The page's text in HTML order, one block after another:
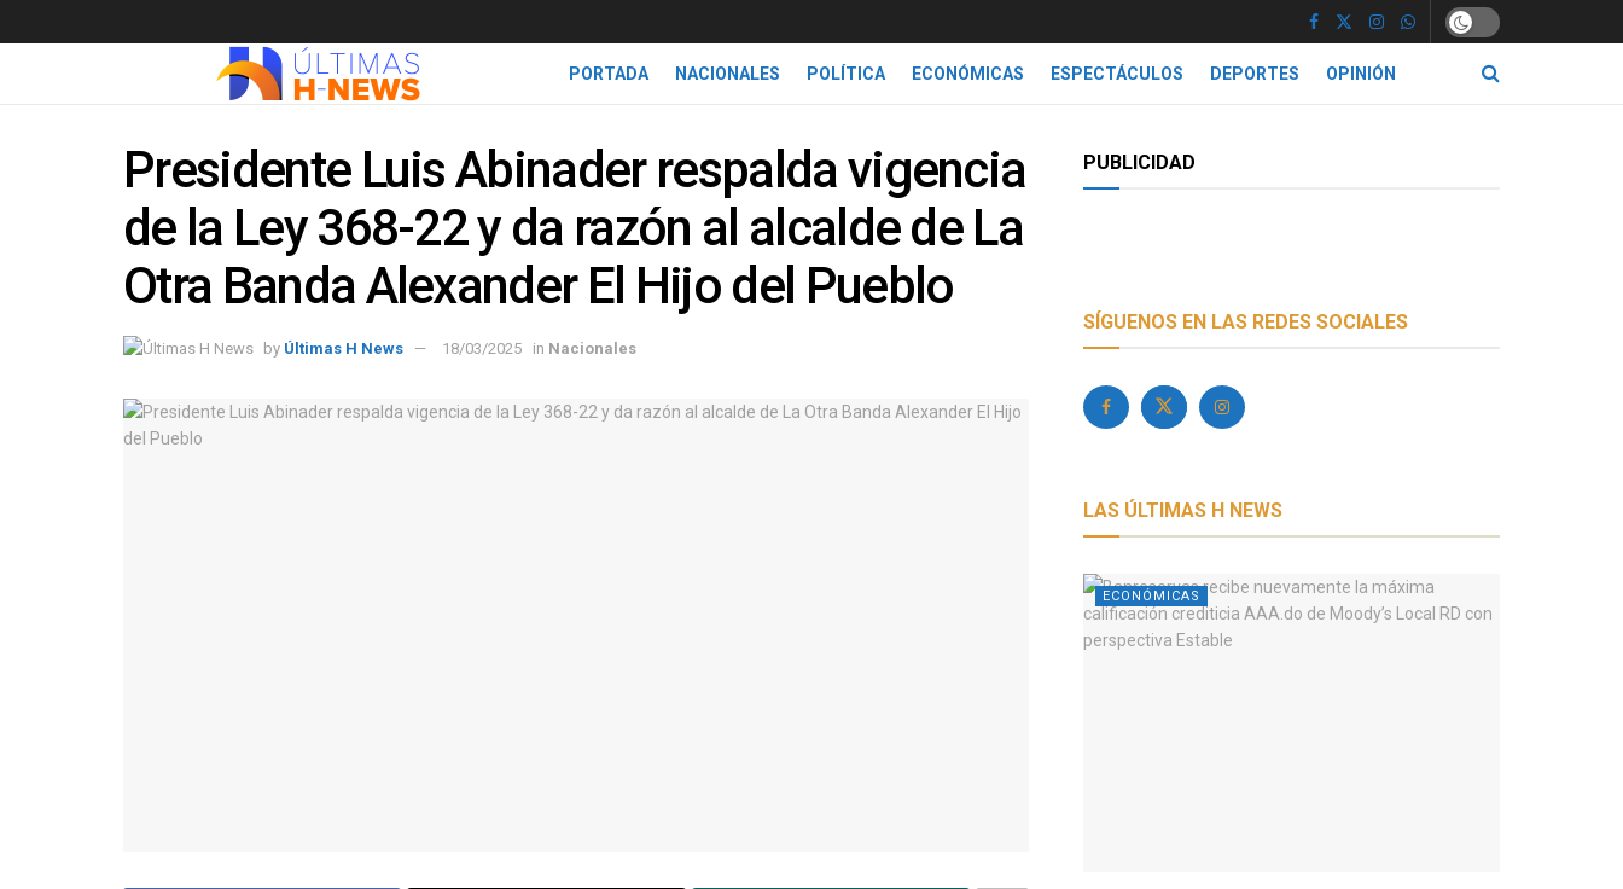
PORTADA NACIONALES POLÍTICA ECONÓMICAS ESPECTÁCULOS DEPORTES OPINIÓN
Presidente Luis Abinader respalda vigencia
de la Ley 368-22 y da razón al alcalde de La
Otra Banda Alexander El Hijo del Pueblo
by Últimas H News 18/03/2025 in Nacionales
PUBLICIDAD
SÍGUENOS EN LAS REDES SOCIALES
LAS ÚLTIMAS H NEWS
ECONÓMICAS